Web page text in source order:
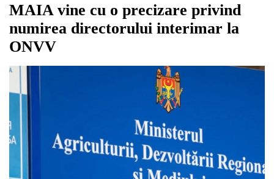
MAIA vine cu o precizare privind
numirea directorului interimar la
ONVV